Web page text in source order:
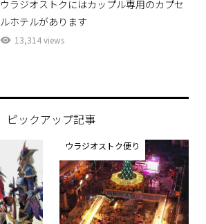
ウラジオストクにはカップル専用のカプセ
ルホテルがあります
13,314 views
ピックアップ記事
ウラジオストク便り